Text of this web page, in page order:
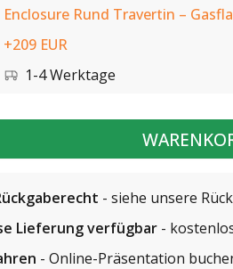
Enclosure Rund Travertin –
+209 EUR
1-4 Werktage
- siehe unsere
Lieferung verfügbar -
- Online-Präsentation